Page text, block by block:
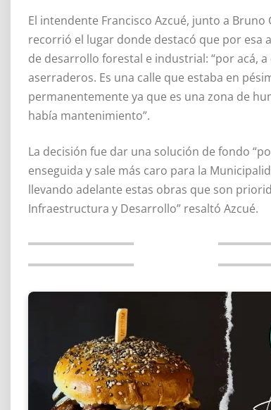
El intendente Francisco Azcué, junto a
recorrió el lugar donde destacó que por esa
de desarrollo forestal e industrial: “por acá,
aserraderos. Es una calle que estaba en
permanentemente ya que es una zona de
había mantenimiento”.
La decisión fue dar una solución de fondo
enseguida y sale más caro para la
llevando adelante estas obras que son
Infraestructura y Desarrollo” resaltó Azcué.